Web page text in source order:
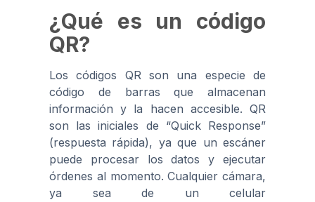
¿Qué es un código
QR?
Los códigos QR son una especie de
código de barras que almacenan
información y la hacen accesible. QR
son las iniciales de “Quick Response”
(respuesta rápida), ya que un escáner
puede procesar los datos y ejecutar
órdenes al momento. Cualquier cámara,
ya sea de un celular